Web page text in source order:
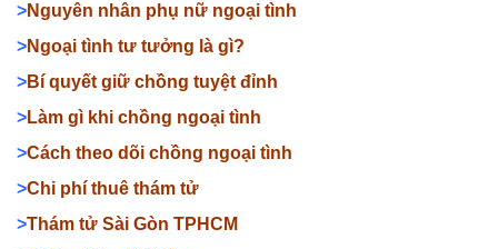
>Nguyên nhân phụ nữ ngoại tình
>Ngoại tình tư tưởng là gì?
>Bí quyết giữ chồng tuyệt đỉnh
>Làm gì khi chồng ngoại tình
>Cách theo dõi chồng ngoại tình
>Chi phí thuê thám tử
>Thám tử Sài Gòn TPHCM